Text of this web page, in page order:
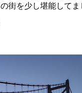
街を少し堪能してま